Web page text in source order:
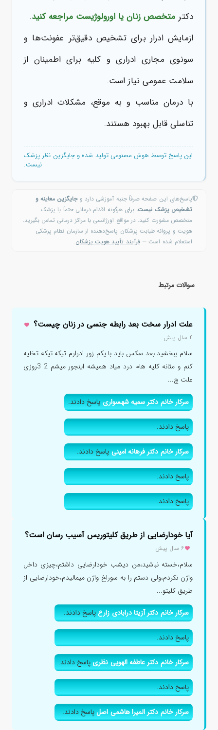
دکتر متخصص زنان یا اورولوژیست مراجعه کنید.
ازمایش ادرار برای تشخیص دقیق‌تر عفونت‌ها و
سونوی مجاری ادراری و کلیه برای اطمینان از
سلامت عمومی نیاز است.
با درمان مناسب و به موقع، مشکلات ادراری و
تناسلی قابل بهبود هستند.
این پاسخ توسط هوش مصنوعی تولید شده و جایگزین نظر پزشک
نیست.
پاسخ‌های این صفحه صرفاً جنبه آموزشی دارد وجایگزین معاینه و
تشخیص پزشک نیست. برای هرگونه اقدام درمانی حتماً با پزشک
متخصص مشورت کنید. در مواقع اورژانسی با مراکز درمانی تماس بگیرید.
هویت و پروانه طبابت پزشکان پاسخ‌دهنده از سازمان نظام پزشکی
استعلام شده است —فرآیند تأیید هویت پزشکان.
سوالات مرتبط
علت ادرار سخت بعد رابطه جنسی در زنان چیست؟
۴ سال پیش
سلام ببخشید بعد سکس باید با یکم زور ادرارم تیکه تیکه تخلیه
کنم و مثانه کلیه هام درد میاد همیشه اینجور میشم 2 3روزی
علت چ...
سرکار خانم دکتر سمیه شهسواریپاسخ دادند.
پاسخ دادند.
سرکار خانم دکتر فرهانه امینیپاسخ دادند.
پاسخ دادند.
پاسخ دادند.
آیا خودارضایی از طریق کلیتوریس آسیب رسان است؟
۶ سال پیش
سلام،خسته نباشید،من دیشب خودارضایی داشتم،چیزی داخل
واژن نکردم،ولی دستم را به سوراخ واژن میمالیدم،خودارضایی از
طریق کلیتو...
سرکار خانم دکتر آزیتا درابادی زارعپاسخ دادند.
پاسخ دادند.
سرکار خانم دکتر عاطفه الهویی نظریپاسخ دادند.
پاسخ دادند.
سرکار خانم دکتر المیرا هاشمی اصلپاسخ دادند.